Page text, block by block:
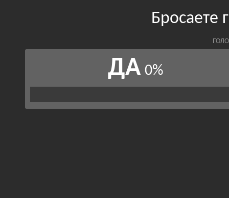
Бросаете
ДА 0%